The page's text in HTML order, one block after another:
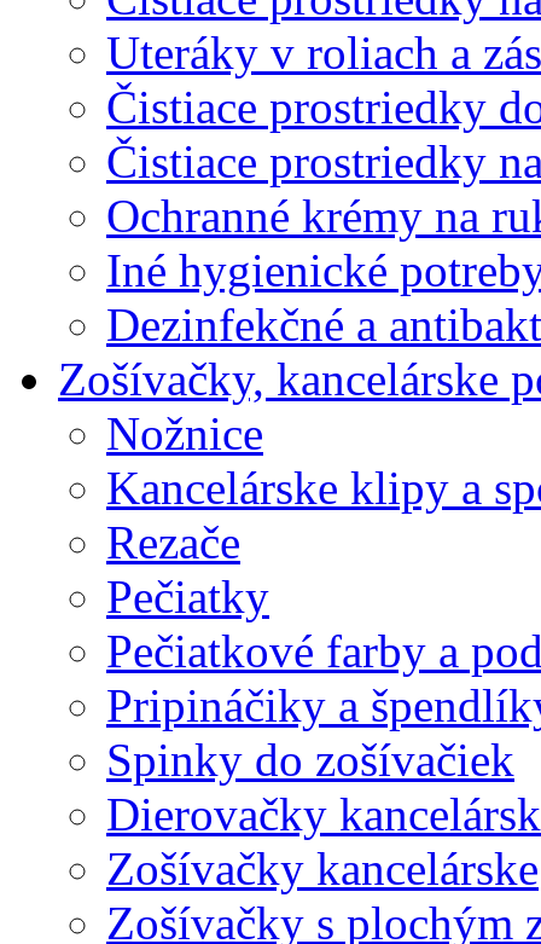
Uteráky v roliach a
Čistiace prostriedky
Čistiace prostriedky
Ochranné krémy na
Iné hygienické
Dezinfekčné a
Zošívačky, kancelárske
Nožnice
Kancelárske klipy a
Rezače
Pečiatky
Pečiatkové farby a
Pripináčiky a
Spinky do zošívačiek
Dierovačky
Zošívačky kancelárske
Zošívačky s plochým